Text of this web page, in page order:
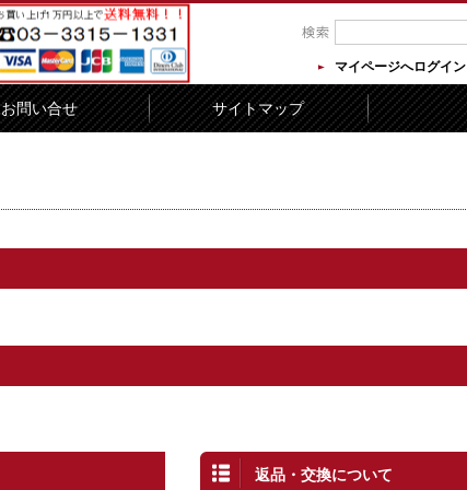
マイページへログイン
お問い合せ サイトマップ
返品・交換について